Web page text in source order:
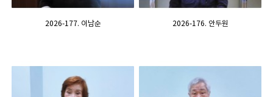
2026-177. 이남순 2026-176. 안두원